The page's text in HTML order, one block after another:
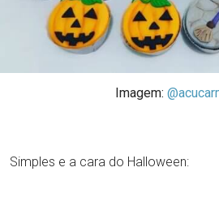
Imagem:
Simples e a cara do Halloween: